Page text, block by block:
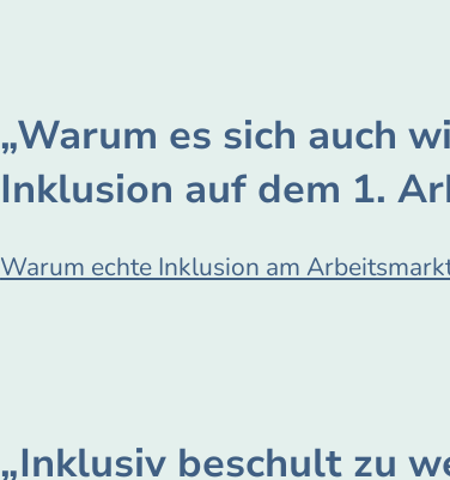
„Warum es sich auch
Inklusion auf dem 1.
Warum echte Inklusion am
„Inklusiv beschult zu